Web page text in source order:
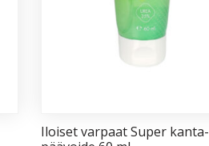
Iloi­set var­paat Su­per kan­ta­